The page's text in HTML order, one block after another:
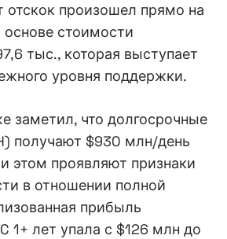
отскок произошел прямо на
основе стоимости
тыс., которая выступает
уровня поддержки.
заметил, что долгосрочные
получают $930 млн/день
этом проявляют признаки
в отношении полной
прибыль
1+ лет упала с $126 млн до